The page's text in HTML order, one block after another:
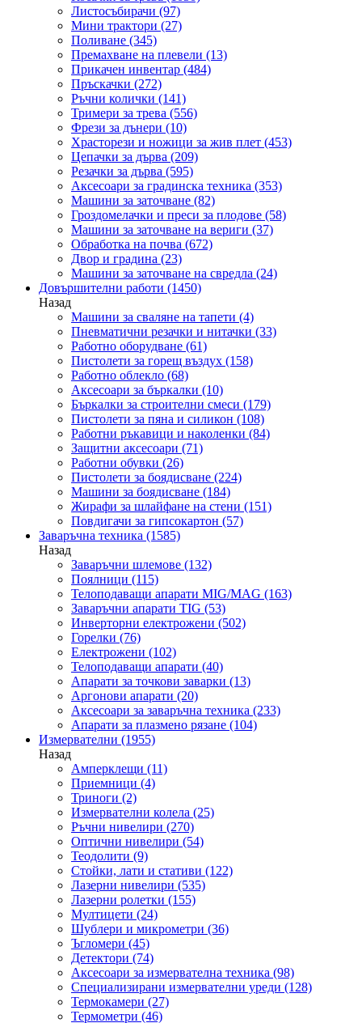
Листосъбирачи (97)
Мини трактори (27)
Поливане (345)
Премахване на плевели (13)
Прикачен инвентар (484)
Пръскачки (272)
Ръчни колички (141)
Тримери за трева (556)
Фрези за дънери (10)
Храсторези и ножици за жив плет (453)
Цепачки за дърва (209)
Резачки за дърва (595)
Аксесоари за градинска техника (353)
Машини за заточване (82)
Гроздомелачки и преси за плодове (58)
Машини за заточване на вериги (37)
Обработка на почва (672)
Двор и градина (23)
Машини за заточване на свредла (24)
Довършителни работи (1450)
Назад
Машини за сваляне на тапети (4)
Пневматични резачки и нитачки (33)
Работно оборудване (61)
Пистолети за горещ въздух (158)
Работно облекло (68)
Аксесоари за бъркалки (10)
Бъркалки за строителни смеси (179)
Пистолети за пяна и силикон (108)
Работни ръкавици и наколенки (84)
Защитни аксесоари (71)
Работни обувки (26)
Пистолети за боядисване (224)
Машини за боядисване (184)
Жирафи за шлайфане на стени (151)
Повдигачи за гипсокартон (57)
Заваръчна техника (1585)
Назад
Заваръчни шлемове (132)
Поялници (115)
Телоподаващи апарати MIG/MAG (163)
Заваръчни апарати TIG (53)
Инверторни електрожени (502)
Горелки (76)
Електрожени (102)
Телоподаващи апарати (40)
Апарати за точкови заварки (13)
Аргонови апарати (20)
Аксесоари за заваръчна техника (233)
Апарати за плазмено рязане (104)
Измервателни (1955)
Назад
Амперклещи (11)
Приемници (4)
Триноги (2)
Измервателни колела (25)
Ръчни нивелири (270)
Оптични нивелири (54)
Теодолити (9)
Стойки, лати и стативи (122)
Лазерни нивелири (535)
Лазерни ролетки (155)
Мултицети (24)
Шублери и микрометри (36)
Ъгломери (45)
Детектори (74)
Аксесоари за измервателна техника (98)
Специализирани измервателни уреди (128)
Термокамери (27)
Термометри (46)